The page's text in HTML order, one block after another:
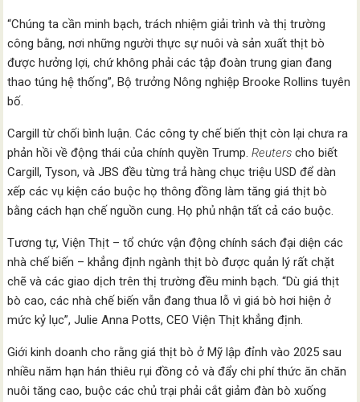
“Chúng ta cần minh bạch, trách nhiệm giải trình và thị trường
công bằng, nơi những người thực sự nuôi và sản xuất thịt bò
được hưởng lợi, chứ không phải các tập đoàn trung gian đang
thao túng hệ thống”, Bộ trưởng Nông nghiệp Brooke Rollins tuyên
bố.
Cargill từ chối bình luận. Các công ty chế biến thịt còn lại chưa ra
phản hồi về động thái của chính quyền Trump.Reuterscho biết
Cargill, Tyson, và JBS đều từng trả hàng chục triệu USD để dàn
xếp các vụ kiện cáo buộc họ thông đồng làm tăng giá thịt bò
bằng cách hạn chế nguồn cung. Họ phủ nhận tất cả cáo buộc.
Tương tự, Viện Thịt – tổ chức vận động chính sách đại diện các
nhà chế biến – khẳng định ngành thịt bò được quản lý rất chặt
chẽ và các giao dịch trên thị trường đều minh bạch. “Dù giá thịt
bò cao, các nhà chế biến vẫn đang thua lỗ vì giá bò hơi hiện ở
mức kỷ lục”, Julie Anna Potts, CEO Viện Thịt khẳng định.
Giới kinh doanh cho rằng giá thịt bò ở Mỹ lập đỉnh vào 2025 sau
nhiều năm hạn hán thiêu rụi đồng cỏ và đẩy chi phí thức ăn chăn
nuôi tăng cao, buộc các chủ trại phải cắt giảm đàn bò xuống